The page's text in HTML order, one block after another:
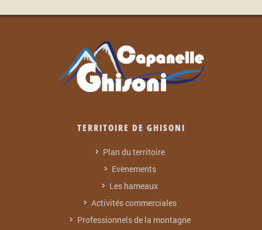
TERRITOIRE DE GHISONI
Plan du territoire
Evènements
Les hameaux
Activités commerciales
Professionnels de la montagne